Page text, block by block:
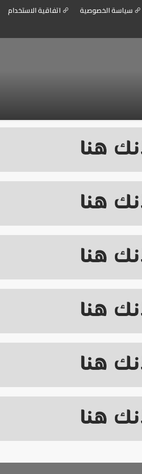
سياسة الخصوصية اتفاقية الاستخدام